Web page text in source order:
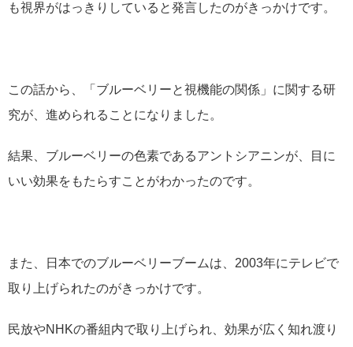
も視界がはっきりしていると発言したのがきっかけです。
この話から、「ブルーベリーと視機能の関係」に関する研
究が、進められることになりました。
結果、ブルーベリーの色素であるアントシアニンが、目に
いい効果をもたらすことがわかったのです。
また、日本でのブルーベリーブームは、2003年にテレビで
取り上げられたのがきっかけです。
民放やNHKの番組内で取り上げられ、効果が広く知れ渡り